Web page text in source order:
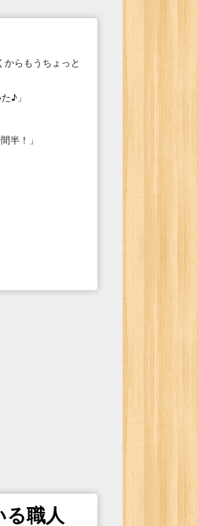
らもうちょっと
た♪ 」
半！
」
職人